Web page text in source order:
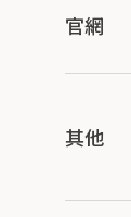
官網
其他